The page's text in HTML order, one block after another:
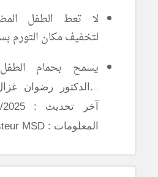
لا تعط الطفل
لتخفيف مكان التورم
يسمح بحمام
....الدكتور رضوان
المعلومات :MSD